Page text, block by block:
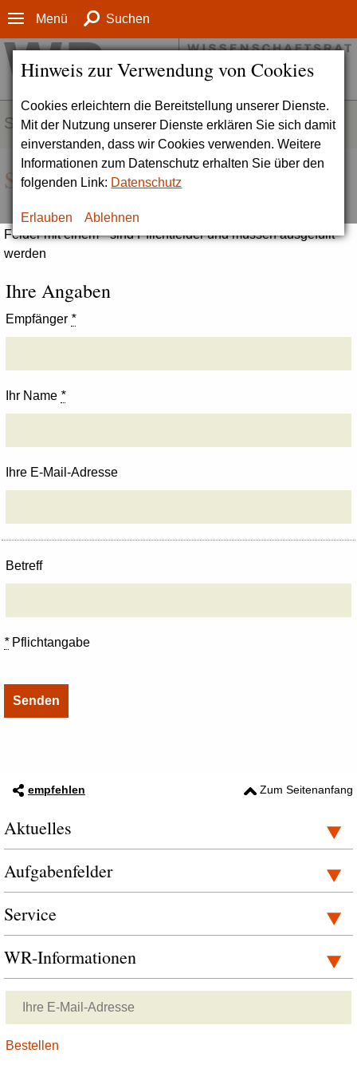
Hinweis zur Verwendung von Cookies
Cookies erleichtern die Bereitstellung unserer Dienste.
Mit der Nutzung unserer Dienste erklären Sie sich damit
einverstanden, dass wir Cookies verwenden. Weitere
Informationen zum Datenschutz erhalten Sie über den
folgenden Link: Datenschutz
Erlauben Ablehnen
Menü Suchen
SERVICE
Seite empfehlen
Felder mit einem * sind Pflichtfelder und müssen ausgefüllt
werden
Ihre Angaben
Empfänger *
Ihr Name *
Ihre E-Mail-Adresse
Betreff
*Pflichtangabe
empfehlen Zum Seitenanfang
Aktuelles
Aufgabenfelder
Service
WR-Informationen